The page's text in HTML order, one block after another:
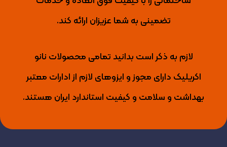
تضمینی به شما عزیزان ارائه کند.
لازم به ذکر است بدانید تمامی محصولات نانو
اکریلیک دارای مجوز و ایزوهای لازم از ادارات معتبر
بهداشت و سلامت و کیفیت استاندارد ایران هستند.